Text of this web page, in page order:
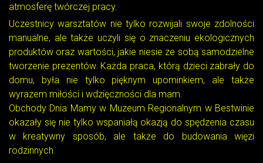
atmosferę twórczej pracy.
Uczestnicy warsztatów nie tylko rozwijali swoje zdolności
manualne, ale także uczyli się o znaczeniu ekologicznych
produktów oraz wartości, jakie niesie ze sobą samodzielne
tworzenie prezentów. Każda praca, którą dzieci zabrały do
domu, była nie tylko pięknym upominkiem, ale także
wyrazem miłości i wdzięczności dla mam.
Obchody Dnia Mamy w Muzeum Regionalnym w Bestwinie
okazały się nie tylko wspaniałą okazją do spędzenia czasu
w kreatywny sposób, ale także do budowania więzi
rodzinnych.